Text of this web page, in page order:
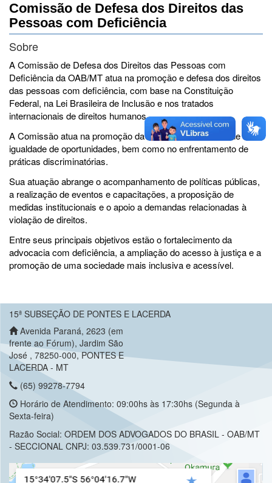
Comissão de Defesa dos Direitos das
Pessoas com Deficiência
Sobre
A Comissão de Defesa dos Direitos das Pessoas com
Deficiência da OAB/MT atua na promoção e defesa dos direitos
das pessoas com deficiência, com base na Constituição
Federal, na Lei Brasileira de Inclusão e nos tratados
internacionais de direitos humanos.
A Comissão atua na promoção da inclusão, acessibilidade e
igualdade de oportunidades, bem como no enfrentamento de
práticas discriminatórias.
Sua atuação abrange o acompanhamento de políticas públicas,
a realização de eventos e capacitações, a proposição de
medidas institucionais e o apoio a demandas relacionadas à
violação de direitos.
Entre seus principais objetivos estão o fortalecimento da
advocacia com deficiência, a ampliação do acesso à justiça e a
promoção de uma sociedade mais inclusiva e acessível.
15ª SUBSEÇÃO DE PONTES E LACERDA
Avenida Paraná, 2623 (em
frente ao Fórum), Jardim São
José , 78250-000, PONTES E
LACERDA - MT
(65) 99278-7794
Horário de Atendimento: 09:00hs às 17:30hs (Segunda à
Sexta-feira)
Razão Social: ORDEM DOS ADVOGADOS DO BRASIL - OAB/MT
- SECCIONAL CNPJ: 03.539.731/0001-06